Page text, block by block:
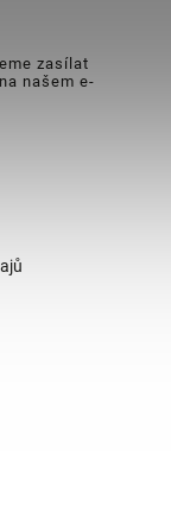
zasílat
našem e-